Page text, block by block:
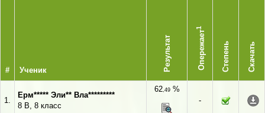
# Ученик Результат Опережает
1
Степень Скачать
1.
Ерм***** Эли** Вла*********
8 В, 8 класс
62,49%
-